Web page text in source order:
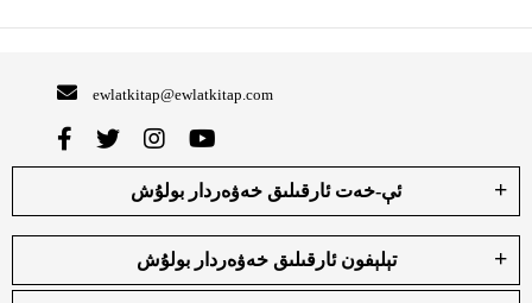
ewlatkitap@ewlatkitap.com
ئې-خەت ئارقىلىق خەۋەردار بولۇش
تېلېفون ئارقىلىق خەۋەردار بولۇش